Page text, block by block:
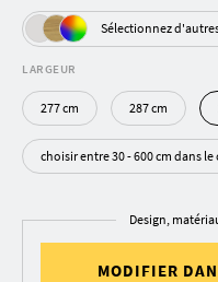
Sélectionnez
LARGEUR
277 cm 287 cm
choisir entre 30 - 600 cm dans
Design,
MODIFIER